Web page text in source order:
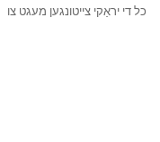
כל די יראַקי צייטונגען מעגט צו